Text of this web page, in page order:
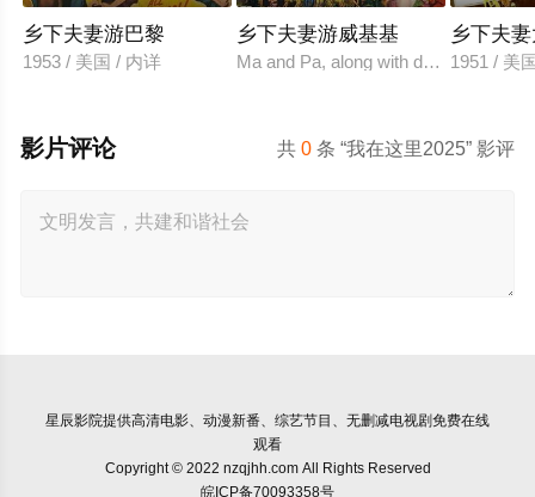
乡下夫妻游巴黎
1953 / 美国 / 内详
乡下夫妻游威基基
Ma and Pa, along with daughter
乡下夫
1951 / 美
共0 条 “我在这里2025” 影评
影片评论
星辰影院提供高清电影、动漫新番、综艺节目、无删减电视剧免费在线
观看
Copyright © 2022 nzqjhh.com All Rights Reserved
皖ICP备70093358号